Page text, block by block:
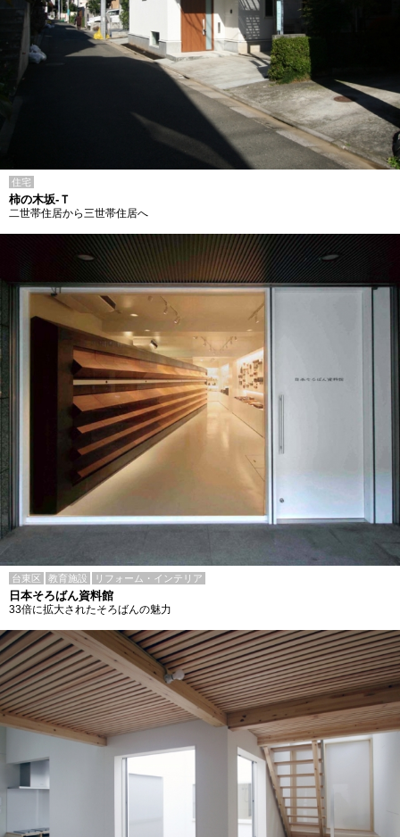
住宅
柿の木坂-Ｔ
二世帯住居から三世帯住居へ
台東区 教育施設 リフォーム・インテリア
日本そろばん資料館
33倍に拡大されたそろばんの魅力